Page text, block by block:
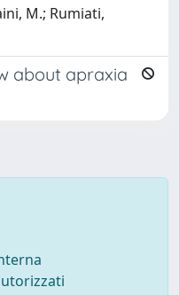
M.; Rumiati,
about apraxia